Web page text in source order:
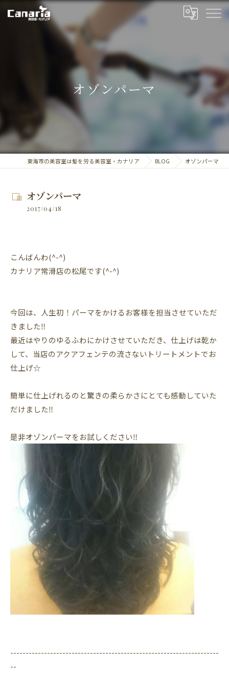
オゾンパーマ
東海市の美容室は髪を労る美容室・カナリア BLOG オゾンパーマ
オゾンパーマ
2017/04/18
こんばんわ(^-^)
カナリア常滑店の松尾です(^-^)
今回は、人生初！パーマをかけるお客様を担当させていただ
きました‼
最近はやりのゆるふわにかけさせていただき、仕上げは乾か
して、当店のアクアフェンテの流さないトリートメントでお
仕上げ☆
簡単に仕上げれるのと驚きの柔らかさにとても感動していた
だけました‼
是非オゾンパーマをお試しください‼
--------------------------------------------------------------------
--